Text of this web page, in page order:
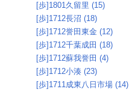
[歩]1801久留里 (15)
[歩]1712長沼 (18)
[歩]1712誉田東金 (12)
[歩]1712千葉成田 (18)
[歩]1712蘇我誉田 (4)
[歩]1712小湊 (23)
[歩]1711成東八日市場 (14)